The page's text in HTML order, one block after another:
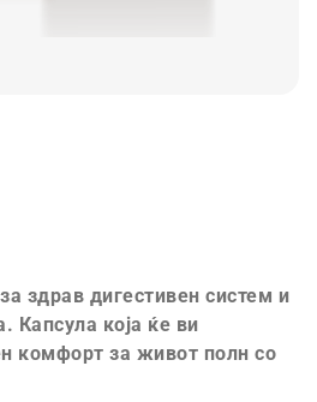
здрав дигестивен систем и
Капсула која ќе ви
комфорт за живот полн со